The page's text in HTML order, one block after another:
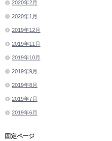
2020年2月
2020年1月
2019年12月
2019年11月
2019年10月
2019年9月
2019年8月
2019年7月
2019年6月
固定ページ